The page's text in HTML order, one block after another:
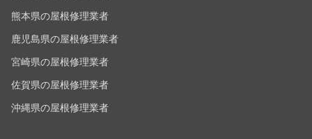
熊本県の屋根修理業者
鹿児島県の屋根修理業者
宮崎県の屋根修理業者
佐賀県の屋根修理業者
沖縄県の屋根修理業者